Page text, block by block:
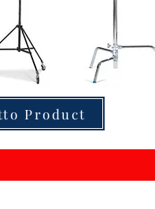
Product